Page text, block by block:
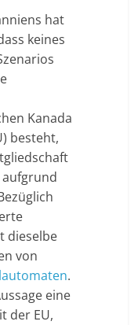
hat
keines
Kanada
besteht,
aufgrund
dieselbe
von
.
eine
der EU,